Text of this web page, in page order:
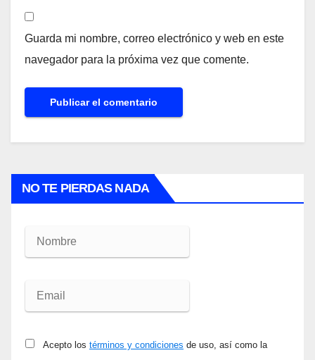
Guarda mi nombre, correo electrónico y web en este
navegador para la próxima vez que comente.
NO TE PIERDAS NADA
Acepto los términos y condiciones de uso, así como la